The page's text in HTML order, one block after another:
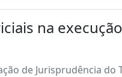
na
de Jurisprudência do